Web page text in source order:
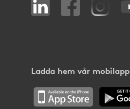
Ladda hem vår mobilapp